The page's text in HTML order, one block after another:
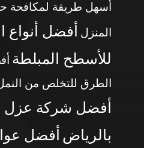
أسهل طريقة لمكافحة
المنزل
أفضل أنواع
للأسطح المبلطة
الطرق للتخلص من
أفضل شركة عزل
بالرياض أفضل